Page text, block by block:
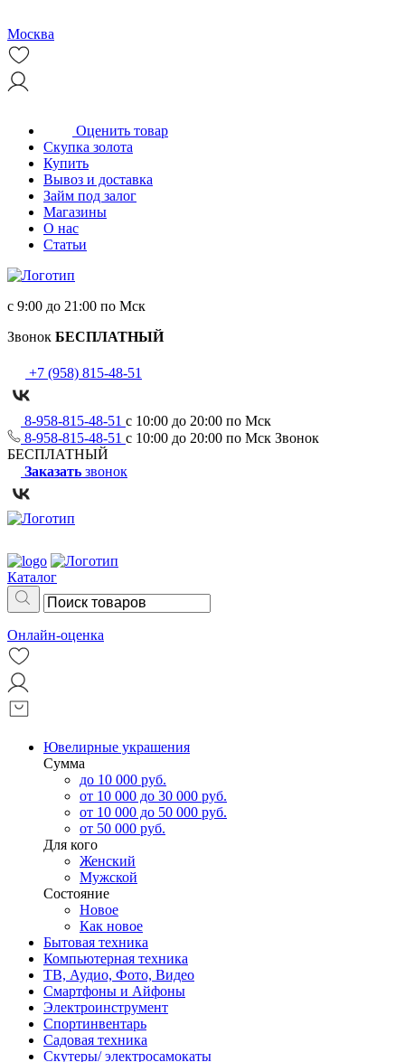
Москва
Оценить товар
Скупка золота
Купить
Вывоз и доставка
Займ под залог
Магазины
О нас
Статьи
с 9:00 до 21:00 по Мск
Звонок БЕСПЛАТНЫЙ
+7 (958) 815-48-51
8-958-815-48-51 с 10:00 до 20:00 по Мск
8-958-815-48-51 с 10:00 до 20:00 по Мск Звонок
БЕСПЛАТНЫЙ
Заказать звонок
Каталог
Онлайн-оценка
Ювелирные украшения
Сумма
до 10 000 руб.
от 10 000 до 30 000 руб.
от 10 000 до 50 000 руб.
от 50 000 руб.
Для кого
Женский
Мужской
Состояние
Новое
Как новое
Бытовая техника
Компьютерная техника
ТВ, Аудио, Фото, Видео
Смартфоны и Айфоны
Электроинструмент
Спортинвентарь
Садовая техника
Скутеры/ электросамокаты